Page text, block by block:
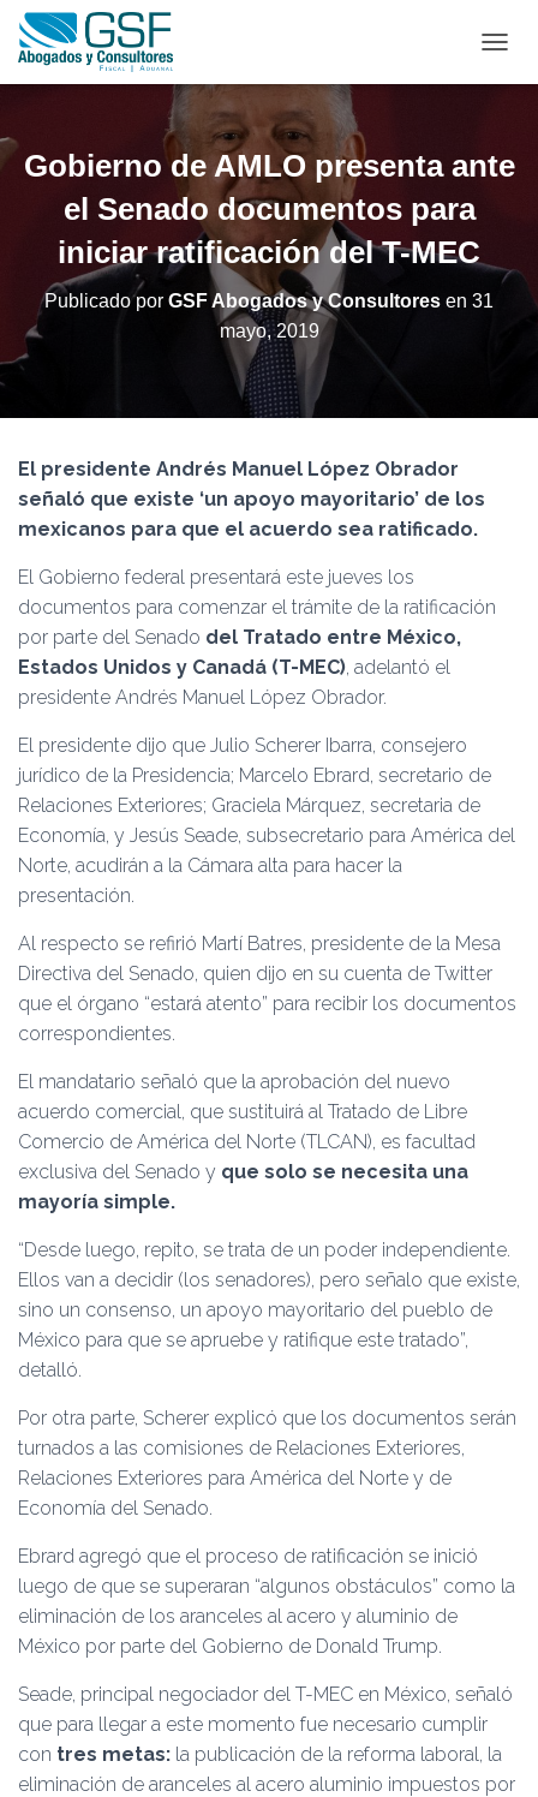
A
A
D
O
Gobierno de AMLO presenta ante
el Senado documentos para
iniciar ratificación del T-MEC
Publicado por GSF Abogados y Consultores en 31
mayo, 2019
El presidente Andrés Manuel López Obrador
señaló que existe ‘un apoyo mayoritario’ de los
mexicanos para que el acuerdo sea ratificado.
El Gobierno federal presentará este jueves los
documentos para comenzar el trámite de la ratificación
por parte del Senado del Tratado entre México,
Estados Unidos y Canadá (T-MEC), adelantó el
presidente Andrés Manuel López Obrador.
El presidente dijo que Julio Scherer Ibarra, consejero
jurídico de la Presidencia; Marcelo Ebrard, secretario de
Relaciones Exteriores; Graciela Márquez, secretaria de
Economía, y Jesús Seade, subsecretario para América del
Norte, acudirán a la Cámara alta para hacer la
presentación.
Al respecto se refirió Martí Batres, presidente de la Mesa
Directiva del Senado, quien dijo en su cuenta de Twitter
que el órgano “estará atento” para recibir los documentos
correspondientes.
El mandatario señaló que la aprobación del nuevo
acuerdo comercial, que sustituirá al Tratado de Libre
Comercio de América del Norte (TLCAN), es facultad
exclusiva del Senado y que solo se necesita una
mayoría simple.
“Desde luego, repito, se trata de un poder independiente.
Ellos van a decidir (los senadores), pero señalo que existe,
sino un consenso, un apoyo mayoritario del pueblo de
México para que se apruebe y ratifique este tratado”,
detalló.
Por otra parte, Scherer explicó que los documentos serán
turnados a las comisiones de Relaciones Exteriores,
Relaciones Exteriores para América del Norte y de
Economía del Senado.
Ebrard agregó que el proceso de ratificación se inició
luego de que se superaran “algunos obstáculos” como la
eliminación de los aranceles al acero y aluminio de
México por parte del Gobierno de Donald Trump.
Seade, principal negociador del T-MEC en México, señaló
que para llegar a este momento fue necesario cumplir
con tres metas: la publicación de la reforma laboral, la
eliminación de aranceles al acero aluminio impuestos por